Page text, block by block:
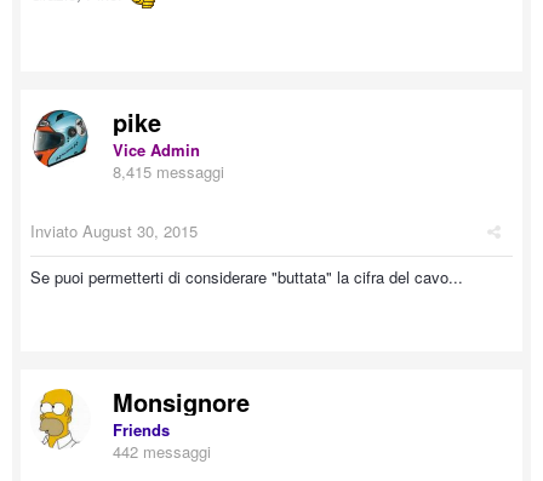
pike
Vice Admin
8,415 messaggi
Inviato August 30, 2015
Se puoi permetterti di considerare "buttata" la cifra del cavo...
Monsignore
Friends
442 messaggi